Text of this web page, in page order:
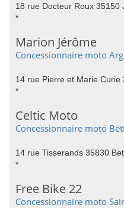
18 rue Docteur Roux 35150
*
Marion Jérôme
Concessionnaire moto
14 rue Pierre et Marie Curie
*
Celtic Moto
Concessionnaire moto
14 rue Tisserands 35830
*
Free Bike 22
Concessionnaire moto